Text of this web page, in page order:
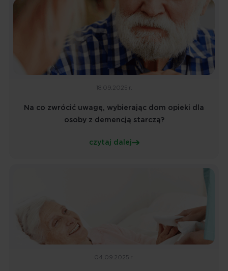
18.09.2025 r.
Na co zwrócić uwagę, wybierając dom opieki dla
osoby z demencją starczą?
czytaj dalej
04.09.2025 r.